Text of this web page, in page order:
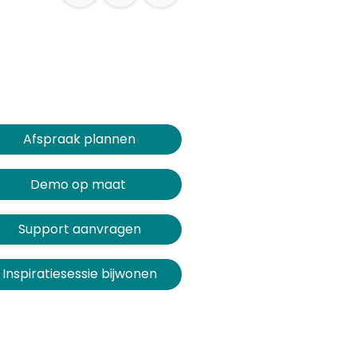
Afspraak plannen​​​​
Demo op maat
Support aanvragen
Inspiratiesessie bijwonen